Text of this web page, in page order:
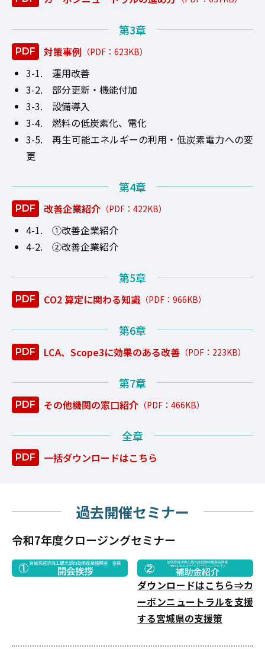
第3章
対策事例
運用改善
部分更新・機能付加
設備導入
燃料の低炭素化、電化
再生可能エネルギーの利用・低炭素電力への変
更
第4章
改善企業紹介
①改善企業紹介
②改善企業紹介
第5章
CO2 算定に関わる知識
第6章
LCA、Scope3に効果のある改善
第7章
その他機関の窓口紹介
全章
一括ダウンロードはこちら
過去開催セミナー
令和7年度クロージングセミナー
ダウンロードはこちら⇒カ
ーボンニュートラルを支援
する宮城県の支援策